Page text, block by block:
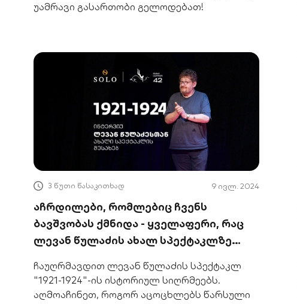
უამრავი გასართობი გელოდებათ!
3 წუთი წასაკითხად 9 ივლ. 2024
აჩრდილები, რომლებიც ჩვენს
ბავშვობას ქმნიდა - ყველაფერი, რაც
ლევან წულაძის ახალ სპექტაკლზე
ჩაუღრმავდით ლევან წულაძის სპექტაკლ
"1921-1924"-ის ისტორიულ სიღრმეებს.
აღმოაჩინეთ, როგორ აცოცხლებს წარსული